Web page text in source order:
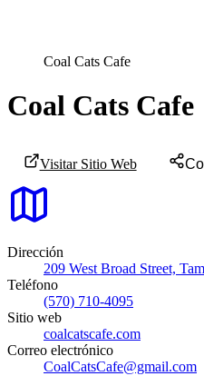
Coal Cats Cafe
Coal Cats Cafe
Visitar Sitio Web
Dirección
209 West Broad Street,
Teléfono
(570) 710-4095
Sitio web
coalcatscafe.com
Correo electrónico
CoalCatsCafe@gmail.com